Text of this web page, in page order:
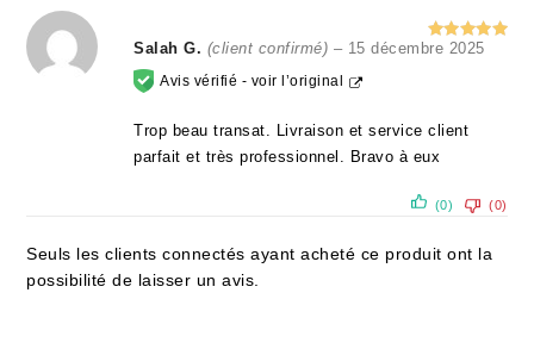
Note5
Salah G. (client confirmé) – 15 décembre 2025
Avis vérifié - voir l’original
Trop beau transat. Livraison et service client
parfait et très professionnel. Bravo à eux
(0) (0)
Seuls les clients connectés ayant acheté ce produit ont la
possibilité de laisser un avis.